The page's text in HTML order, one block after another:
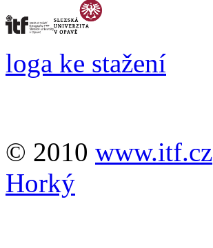
loga ke stažení
© 2010 www.itf.cz
Horký